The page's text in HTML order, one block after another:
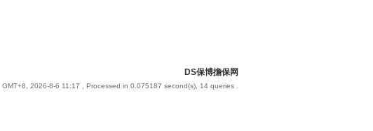
DS保博擔保网
GMT+8, 2026-8-6 11:17 , Processed in 0.075187 second(s), 14 queries .